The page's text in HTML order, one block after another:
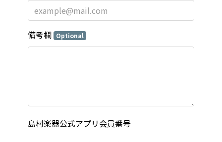
備考欄 Optional
島村楽器公式アプリ会員番号